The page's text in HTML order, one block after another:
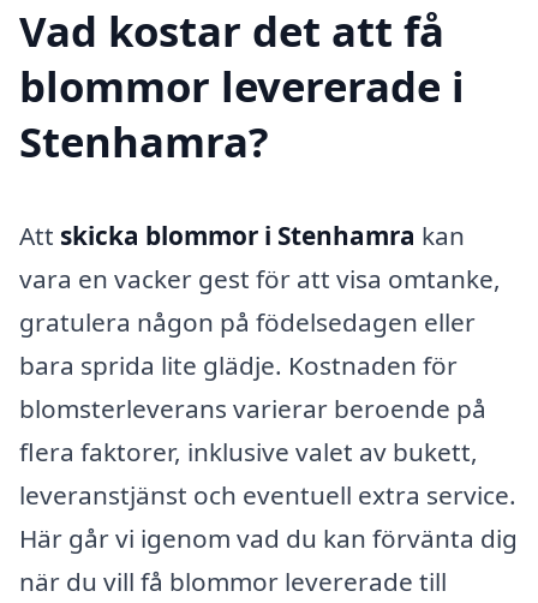
Vad kostar det att få
blommor levererade i
Stenhamra?
Att skicka blommor i Stenhamra kan
vara en vacker gest för att visa omtanke,
gratulera någon på födelsedagen eller
bara sprida lite glädje. Kostnaden för
blomsterleverans varierar beroende på
flera faktorer, inklusive valet av bukett,
leveranstjänst och eventuell extra service.
Här går vi igenom vad du kan förvänta dig
när du vill få blommor levererade till